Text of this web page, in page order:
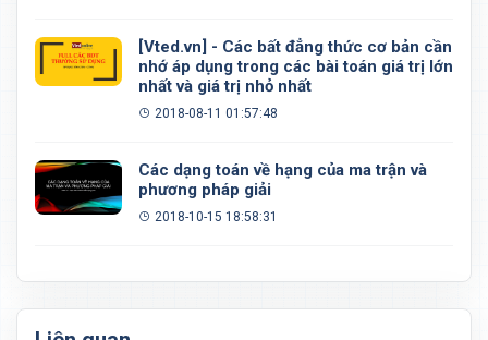
[Vted.vn] - Các bất đẳng thức cơ bản cần
nhớ áp dụng trong các bài toán giá trị lớn
nhất và giá trị nhỏ nhất
2018-08-11 01:57:48
Các dạng toán về hạng của ma trận và
phương pháp giải
2018-10-15 18:58:31